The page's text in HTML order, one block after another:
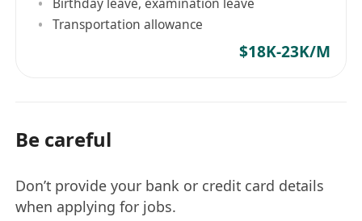
Transportation allowance
$18K-23K/M
Be careful
Don’t provide your bank or credit card details
when applying for jobs.